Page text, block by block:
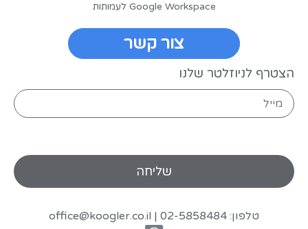
צור קשר
הצטרף לניוזלטר שלנו
טלפון: 02-5858484 | office@koogler.co.il
Google Workspace לעמותות